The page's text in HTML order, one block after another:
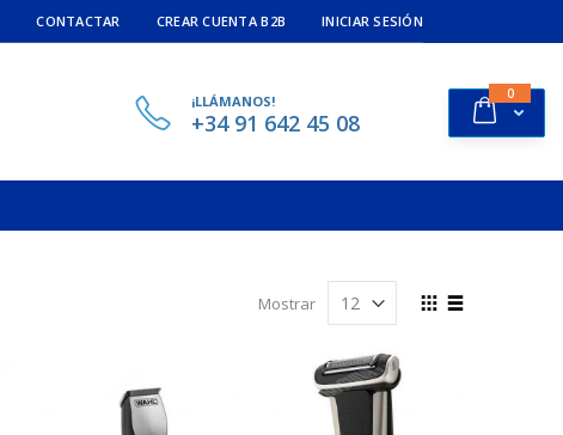
CONTACTAR CREAR CUENTA B2B INICIAR SESIÓN
Cart
0ítems
¡LLÁMANOS!
+34 91 642 45 08
View
Mostrar